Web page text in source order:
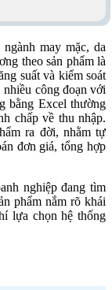
may mặc, da
theo sản phẩm là
suất và kiểm soát
công đoạn với
bằng Excel thường
chấp về thu nhập.
ra đời, nhằm tự
đơn giá, tổng hợp
nghiệp đang tìm
phẩm nắm rõ khái
lựa chọn hệ thống